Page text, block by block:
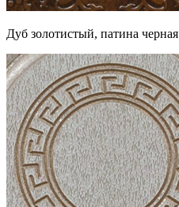
Дуб золотистый, патина черная